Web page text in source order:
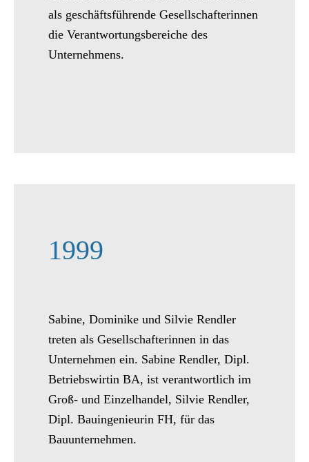
als geschäftsführende Gesellschafterinnen
die Verantwortungsbereiche des
Unternehmens.
1999
Sabine, Dominike und Silvie Rendler
treten als Gesellschafterinnen in das
Unternehmen ein. Sabine Rendler, Dipl.
Betriebswirtin BA, ist verantwortlich im
Groß- und Einzelhandel, Silvie Rendler,
Dipl. Bauingenieurin FH, für das
Bauunternehmen.